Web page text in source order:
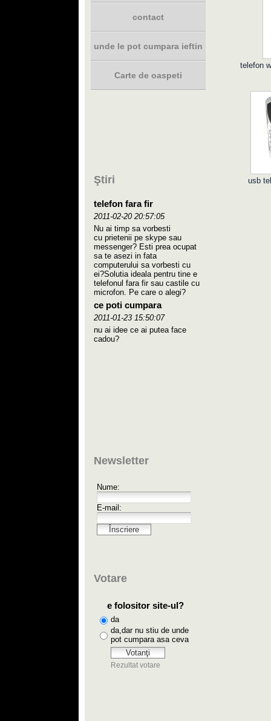
contact
unde le pot cumpara ieftin
Carte de oaspeti
Ştiri
telefon fara fir
2011-02-20 20:57:05
Nu ai timp sa vorbesti
cu prietenii pe skype sau
messenger? Esti prea ocupat
sa te asezi in fata
computerului sa vorbesti cu
ei?Solutia ideala pentru tine e
telefonul fara fir sau castile cu
microfon. Pe care o alegi?
ce poti cumpara
2011-01-23 15:50:07
nu ai idee ce ai putea face
cadou?
Newsletter
Votare
telefon
usb